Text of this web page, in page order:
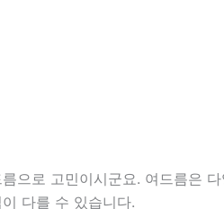
름으로 고민이시군요. 여드름은
이 다를 수 있습니다.